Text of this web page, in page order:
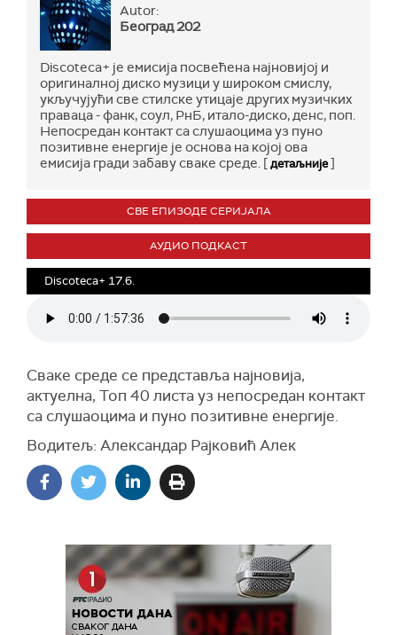
Autor:
Београд 202
Discoteca+ је емисија посвећена најновијој и
оригиналној диско музици у широком смислу,
укључујући све стилске утицаје других музичких
праваца - фанк, соул, РнБ, итало-диско, денс, поп.
Непосредан контакт са слушаоцима уз пуно
позитивне енергије је основа на којој ова
емисија гради забаву сваке среде. [детаљније]
СВЕ ЕПИЗОДЕ СЕРИЈАЛА
АУДИО ПОДКАСТ
Discoteca+ 17.6.
Сваке среде се представља најновија,
актуелна, Топ 40 листа уз непосредан контакт
са слушаоцима и пуно позитивне енергије.
Водитељ: Александар Рајковић Алек